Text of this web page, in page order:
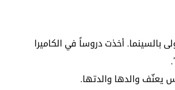
عاماً "هذه تجربتي الأولى بالسينما. أخذت دروساً في الكاميرا
يعنّف والدها والدتها.